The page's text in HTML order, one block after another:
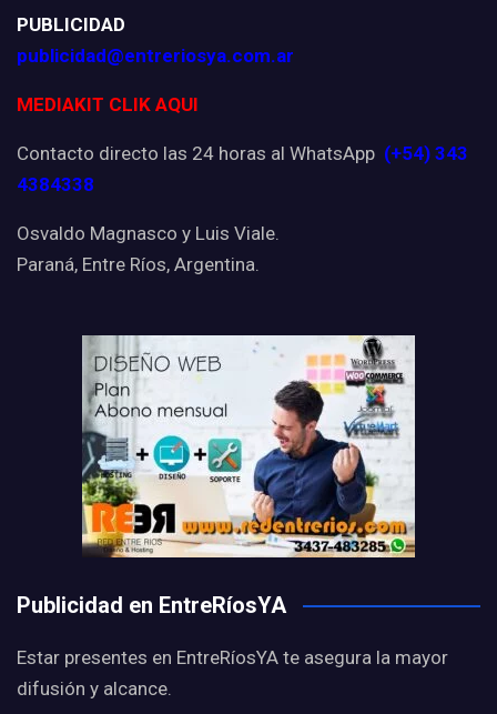
PUBLICIDAD
publicidad@entreriosya.com.ar
MEDIAKIT CLIK AQUI
Contacto directo las 24 horas al WhatsApp (+54) 343
4384338
Osvaldo Magnasco y Luis Viale.
Paraná, Entre Ríos, Argentina.
Publicidad en EntreRíosYA
Estar presentes en EntreRíosYA te asegura la mayor
difusión y alcance.